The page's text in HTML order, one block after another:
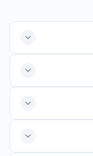
گفته می‌شود.
از انقلاب
نیز مانند